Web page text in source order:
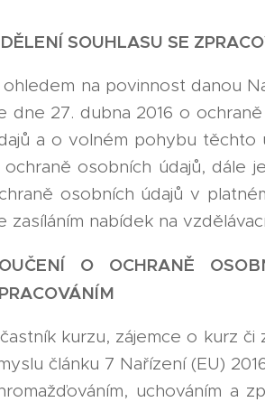
SOUHLASU SE
ohledem na povinnost danou
dne 27. dubna 2016 o
a o volném pohybu těchto
osobních údajů, dále
osobních údajů v
zasíláním nabídek na
O OCHRANĚ
kurzu, zájemce o kurz
článku 7 Nařízení (EU)
uchováním a